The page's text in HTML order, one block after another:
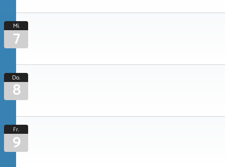
Mi.
7
Do.
8
Fr.
9